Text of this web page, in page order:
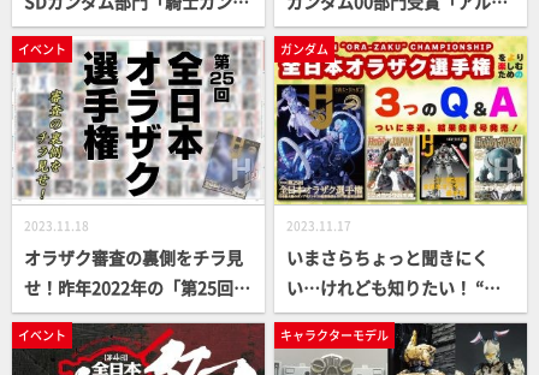
ム」、「夢のマロン社「 宇宙
の旅」」、「BIG SD アイナザ
ク」を掲載！【第25回オラザ
ク選手権】
ーガンダムドライ」、「GUN
DAM EXIA」、「アサルトジン
クス」を掲載！【第25回全日
本オラザク選手権】
イベント
2023.11.18
オラザク審査の裏側をチラ見
せ！昨年2022年の「第25回全
日本オラザク選手権」 振り返
り
ガンダム
2023.11.17
いまさらちょっと聞きにく
い…けれども知りたい！ “オ
ラザク選手権”について３つの
Q＆A
イベント キャラクターモデル